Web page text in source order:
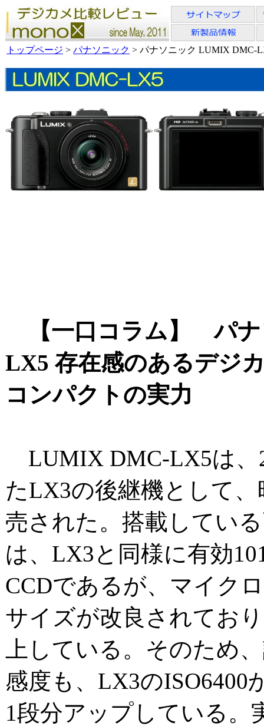
トップページ > パナソニック > パナソニック LUMIX DMC-
【一口コラム】 パナ
LX5 存在感のあるデジ
コンパクトの実力
LUMIX DMC-LX5は、
たLX3の後継機として、
売された。搭載してい
は、LX3と同様に有効
CCDであるが、マイク
サイズが改良されてお
上している。そのため
感度も、LX3のISO6400
1段分アップしている。